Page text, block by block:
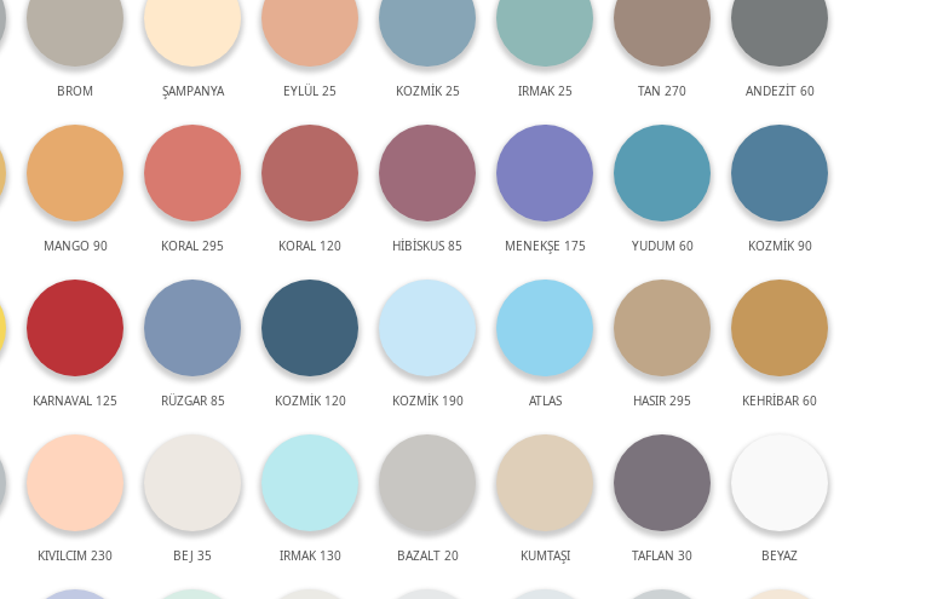
BROM ŞAMPANYA EYLÜL 25 KOZMİK 25 IRMAK 25 TAN 270 ANDEZİT 60
MANGO 90 KORAL 295 KORAL 120 HİBİSKUS 85 MENEKŞE 175 YUDUM 60 KOZMİK 90
KARNAVAL 125 RÜZGAR 85 KOZMİK 120 KOZMİK 190 ATLAS HASIR 295 KEHRİBAR 60
KIVILCIM 230 BEJ 35 IRMAK 130 BAZALT 20 KUMTAŞI TAFLAN 30 BEYAZ